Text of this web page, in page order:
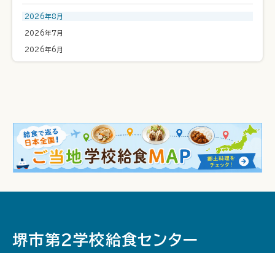
2026年8月
2026年7月
2026年6月
堺市第２学校給食センター